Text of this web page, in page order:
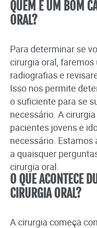
QUEM É UM BOM
ORAL?
Para determinar se
cirurgia oral,
radiografias e
Isso nos permite
o suficiente para se
necessário. A
pacientes jovens e
necessário. Estamos
a quaisquer
cirurgia oral.
O QUE ACONTECE
CIRURGIA ORAL?
A cirurgia começa